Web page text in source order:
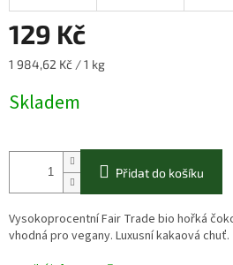
129 Kč
Měrná
1 984,62 Kč / 1 kg
Skladem
Přidat do košíku
Vysokoprocentní Fair Trade bio hořká
vhodná pro vegany. Luxusní kakaová chuť.